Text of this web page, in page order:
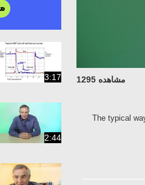
مشاهده 1295
The typical
3:17
2:44